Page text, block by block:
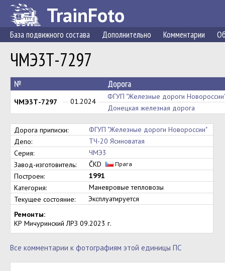
TrainFoto
База подвижного состава Дополнительно Комментарии
ЧМЭ3Т-7297
№ Дорога
ЧМЭ3Т-7297 01.2024
ФГУП "Железные дороги
Донецкая железная дорога
Дорога приписки:
ФГУП "Железные дороги Новороссии"
Депо:
ТЧ-20 Ясиноватая
Серия:
ЧМЭ3
Завод-изготовитель:
ČKD Прага
Построен:
1991
Категория:
Маневровые тепловозы
Текущее состояние:
Эксплуатируется
Ремонты:
КР Мичуринский ЛРЗ 09.2023 г.
Все комментарии к фотографиям этой единицы ПС